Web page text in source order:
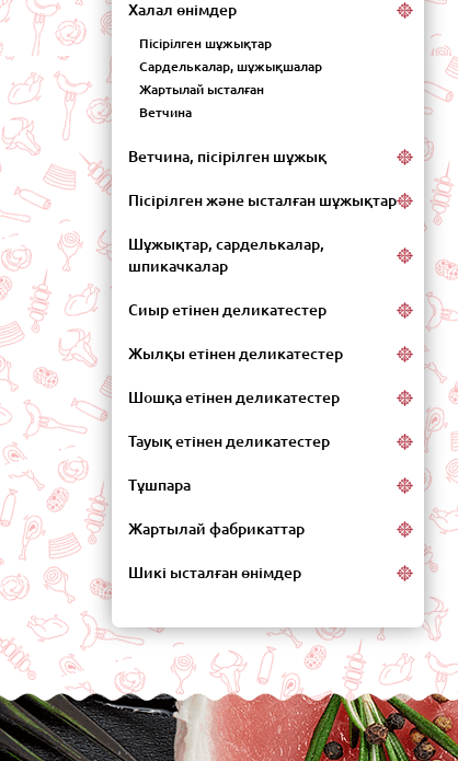
Халал өнімдер
Пісірілген шұжықтар
Сарделькалар, шұжықшалар
Жартылай ысталған
Ветчина
Ветчина, пісірілген шұжық
Пісірілген және ысталған шұжықтар
Шұжықтар, сарделькалар,
шпикачкалар
Сиыр етінен деликатестер
Жылқы етінен деликатестер
Шошқа етінен деликатестер
Тауық етінен деликатестер
Тұшпара
Жартылай фабрикаттар
Шикі ысталған өнімдер